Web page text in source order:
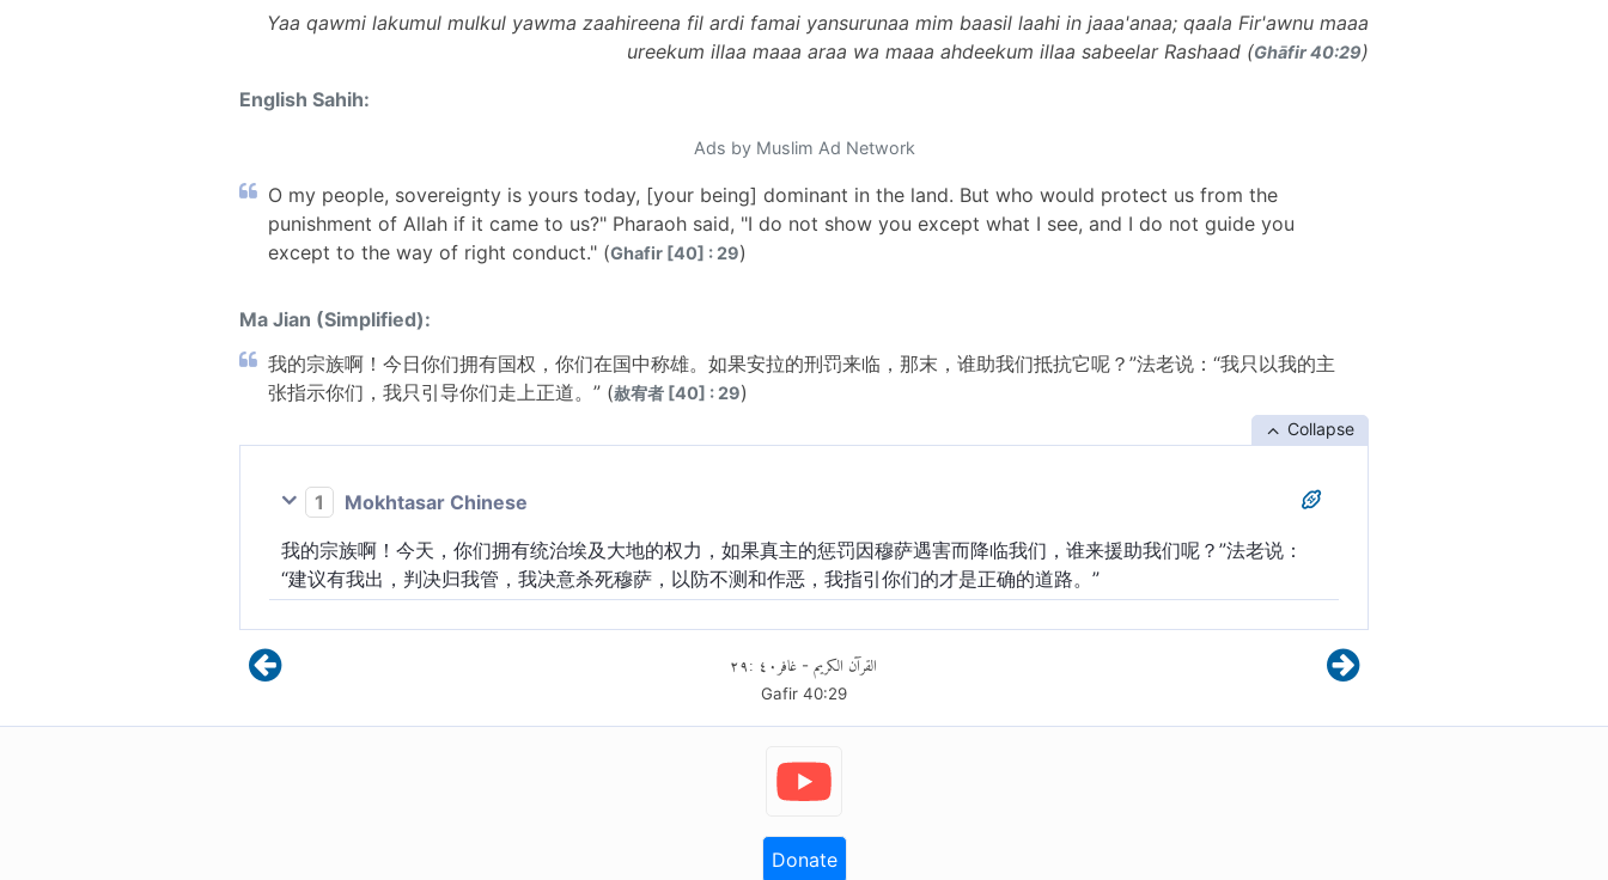
Yaa qawmi lakumul mulkul yawma zaahireena fil ardi famai yansurunaa mim baasil laahi in jaaa'anaa; qaala Fir'awnu maaa
ureekum illaa maaa araa wa maaa ahdeekum illaa sabeelar Rashaad (Ghāfir 40:29)
English Sahih:
Ads by Muslim Ad Network
O my people, sovereignty is yours today, [your being] dominant in the land. But who would protect us from the
punishment of Allah if it came to us?" Pharaoh said, "I do not show you except what I see, and I do not guide you
except to the way of right conduct." (Ghafir [40] : 29)
Ma Jian (Simplified):
我的宗族啊！今日你们拥有国权，你们在国中称雄。如果安拉的刑罚来临，那末，谁助我们抵抗它呢？”法老说：“我只以我的主
张指示你们，我只引导你们走上正道。” (赦宥者 [40] : 29)
Collapse
1
Mokhtasar Chinese
我的宗族啊！今天，你们拥有统治埃及大地的权力，如果真主的惩罚因穆萨遇害而降临我们，谁来援助我们呢？”法老说：
“建议有我出，判决归我管，我决意杀死穆萨，以防不测和作恶，我指引你们的才是正确的道路。”
القرآن الكريم - غافر٤٠ :٢٩
Gafir40:29
Donate